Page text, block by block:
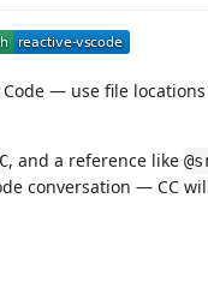
— use file
, and a reference like
conversation — CC